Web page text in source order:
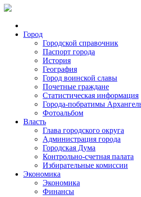
Город
Городской справочник
Паспорт города
История
География
Город воинской славы
Почетные граждане
Статистическая информация
Города-побратимы
Фотоальбом
Власть
Глава городского округа
Администрация города
Городская Дума
Контрольно-счетная палата
Избирательные комиссии
Экономика
Экономика
Финансы